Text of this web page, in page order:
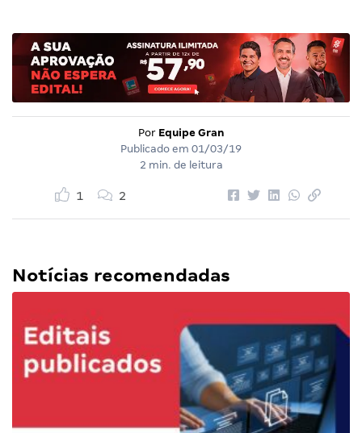
Por Equipe Gran
Publicado em 01/03/19
2 min. de leitura
1 2
Notícias recomendadas